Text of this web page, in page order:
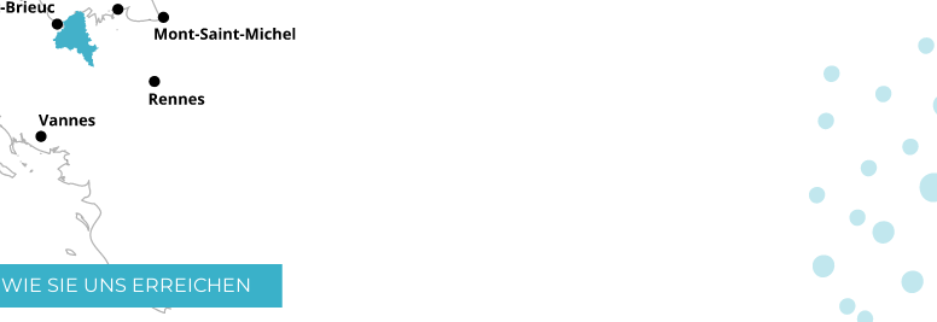
WIE SIE UNS ERREICHEN